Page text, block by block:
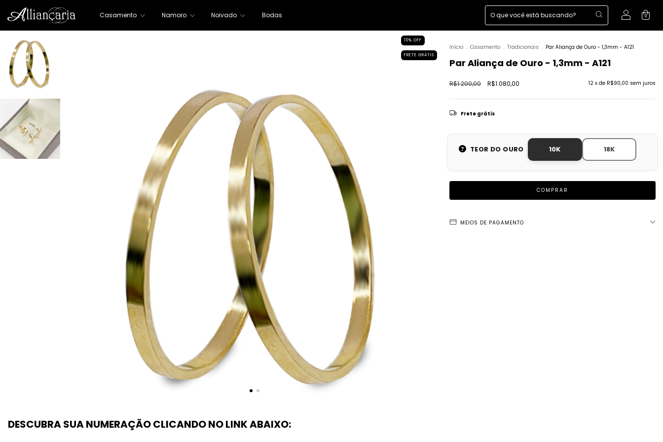
Casamento Namoro Noivado Bodas 0
10% OFF
FRETE GRÁTIS
Início . Casamento . Tradicionais . Par Aliança de Ouro - 1,3mm - A121
Par Aliança de Ouro - 1,3mm - A121
R$1.200,00 R$1.080,00 12 x de R$90,00 sem juros
Frete grátis
TEOR DO OURO 10K 18K
MEIOS DE PAGAMENTO
DESCUBRA SUA NUMERAÇÃO CLICANDO NO LINK ABAIXO: